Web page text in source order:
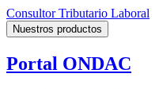
Consultor Tributario Laboral
Nuestros productos
Portal ONDAC